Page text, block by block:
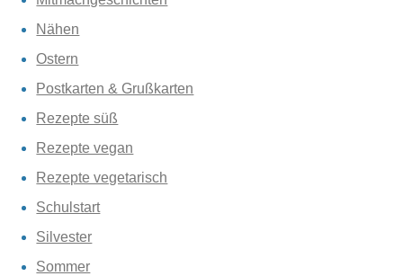
Nähen
Ostern
Postkarten & Grußkarten
Rezepte süß
Rezepte vegan
Rezepte vegetarisch
Schulstart
Silvester
Sommer